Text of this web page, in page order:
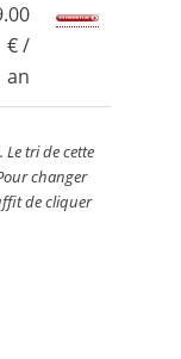
€ /
an
tri de cette
changer
de cliquer